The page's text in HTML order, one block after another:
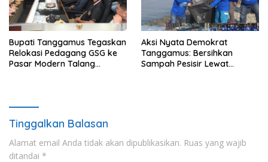
Bupati Tanggamus Tegaskan
Relokasi Pedagang GSG ke
Pasar Modern Talang
Aksi Nyata Demokrat
Tanggamus: Bersihkan
Sampah Pesisir Lewat
Tinggalkan Balasan
Alamat email Anda tidak akan dipublikasikan. Ruas yang wajib
ditandai *